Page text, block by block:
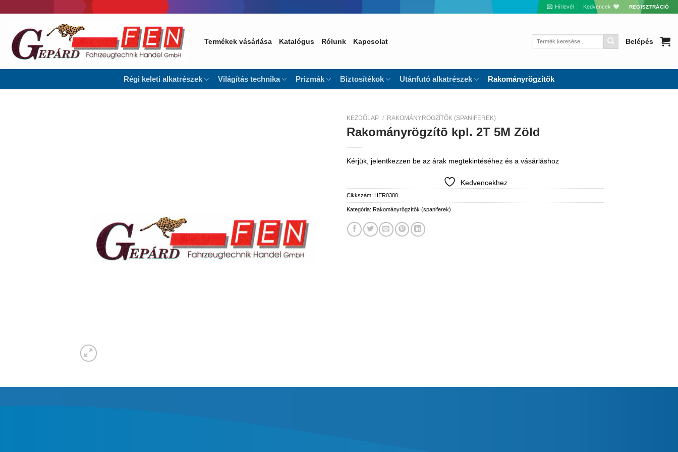
to
Hírlevél Kedvencek REGISZTRÁCIÓ
Termékek vásárlása Katalógus Rólunk Kapcsolat
Keresés
Belépés
Régi keleti alkatrészek Világítás technika Prizmák Biztosítékok Utánfutó alkatrészek Rakományrögzítők
KEZDŐLAP / RAKOMÁNYRÖGZÍTŐK (SPANIFEREK)
Rakományrögzítõ kpl. 2T 5M Zöld
Kérjük, jelentkezzen be az árak megtekintéséhez és a vásárláshoz
Kedvencekhez
Cikkszám: HER0380
Kategória: Rakományrögzítők (spaniferek)